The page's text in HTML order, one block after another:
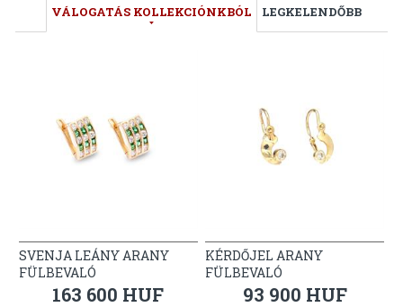
VÁLOGATÁS KOLLEKCIÓNKBÓL LEGKELENDŐBB
SVENJA LEÁNY ARANY
FÜLBEVALÓ
163 600 HUF
KÉRDŐJEL ARANY
FÜLBEVALÓ
93 900 HUF